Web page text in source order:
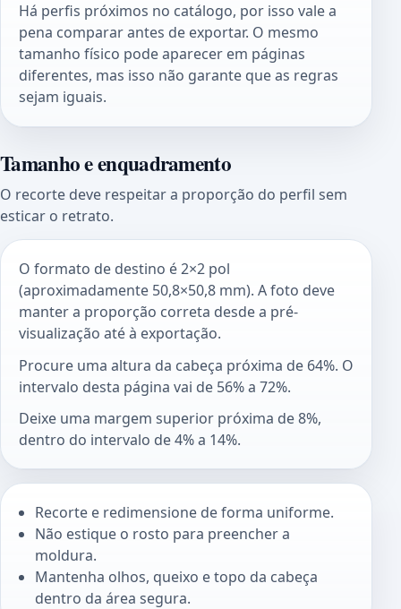
Há perfis próximos no catálogo, por isso vale a
pena comparar antes de exportar. O mesmo
tamanho físico pode aparecer em páginas
diferentes, mas isso não garante que as regras
sejam iguais.
Tamanho e enquadramento
O recorte deve respeitar a proporção do perfil sem
esticar o retrato.
O formato de destino é 2×2 pol
(aproximadamente 50,8×50,8 mm). A foto deve
manter a proporção correta desde a pré-
visualização até à exportação.
Procure uma altura da cabeça próxima de 64%. O
intervalo desta página vai de 56% a 72%.
Deixe uma margem superior próxima de 8%,
dentro do intervalo de 4% a 14%.
Recorte e redimensione de forma uniforme.
Não estique o rosto para preencher a
moldura.
Mantenha olhos, queixo e topo da cabeça
dentro da área segura.